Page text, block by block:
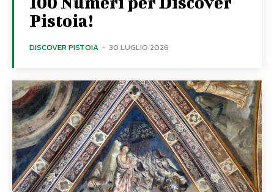
Pistoia!
DISCOVER PISTOIA - 30 LUGLIO 2026